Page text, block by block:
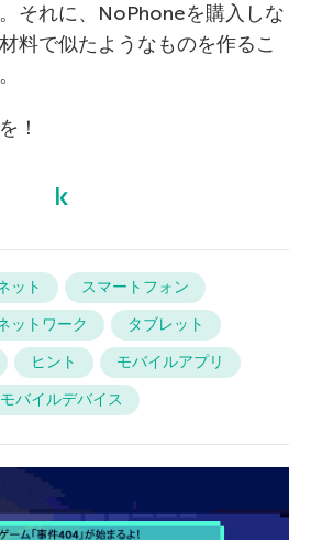
それに、NoPhoneを購入しな
料で似たようなものを作るこ
！
ット
スマートフォン
ットワーク
タブレット
ヒント
モバイルアプリ
モバイルデバイス